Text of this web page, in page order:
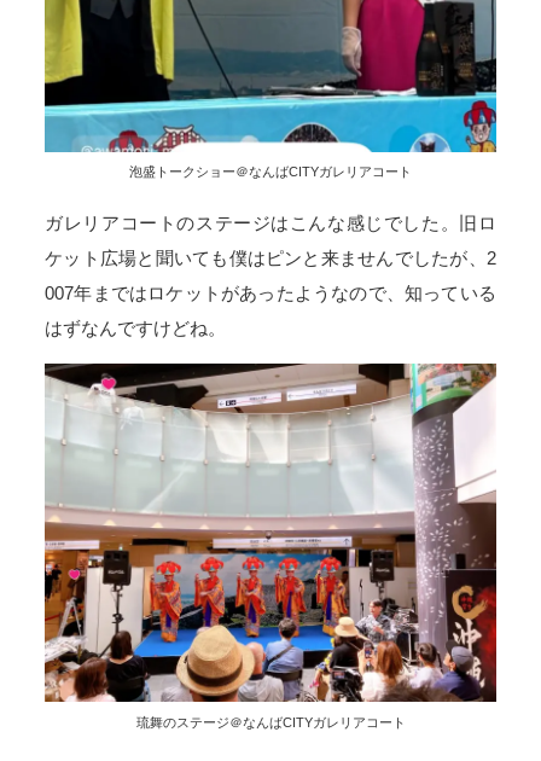
泡盛トークショー＠なんばCITYガレリアコート
ガレリアコートのステージはこんな感じでした。旧ロ
ケット広場と聞いても僕はピンと来ませんでしたが、2
007年まではロケットがあったようなので、知っている
はずなんですけどね。
琉舞のステージ＠なんばCITYガレリアコート